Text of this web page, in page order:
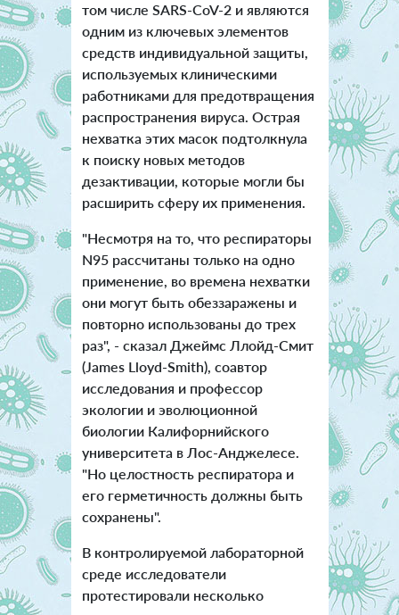
том числе SARS-CoV-2 и являются
одним из ключевых элементов
средств индивидуальной защиты,
используемых клиническими
работниками для предотвращения
распространения вируса. Острая
нехватка этих масок подтолкнула
к поиску новых методов
дезактивации, которые могли бы
расширить сферу их применения.
"Несмотря на то, что респираторы
N95 рассчитаны только на одно
применение, во времена нехватки
они могут быть обеззаражены и
повторно использованы до трех
раз", - сказал Джеймс Ллойд-Смит
(James Lloyd-Smith), соавтор
исследования и профессор
экологии и эволюционной
биологии Калифорнийского
университета в Лос-Анджелесе.
"Но целостность респиратора и
его герметичность должны быть
сохранены".
В контролируемой лабораторной
среде исследователи
протестировали несколько